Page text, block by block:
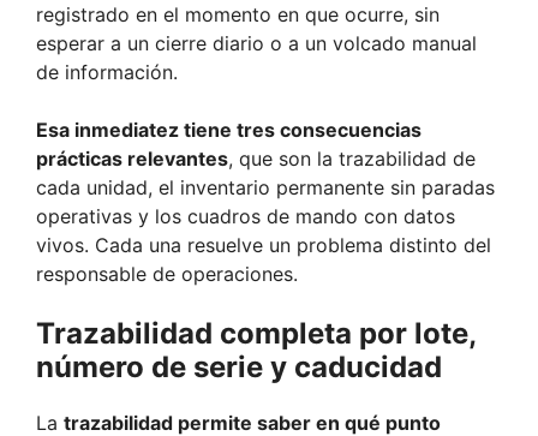
registrado en el momento en que ocurre, sin
esperar a un cierre diario o a un volcado manual
de información.
Esa inmediatez tiene tres consecuencias
prácticas relevantes, que son la trazabilidad de
cada unidad, el inventario permanente sin paradas
operativas y los cuadros de mando con datos
vivos. Cada una resuelve un problema distinto del
responsable de operaciones.
Trazabilidad completa por lote,
número de serie y caducidad
La trazabilidad permite saber en qué punto